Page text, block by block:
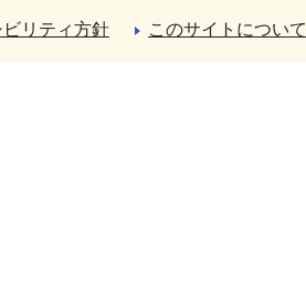
リティ方針 このサイトについて